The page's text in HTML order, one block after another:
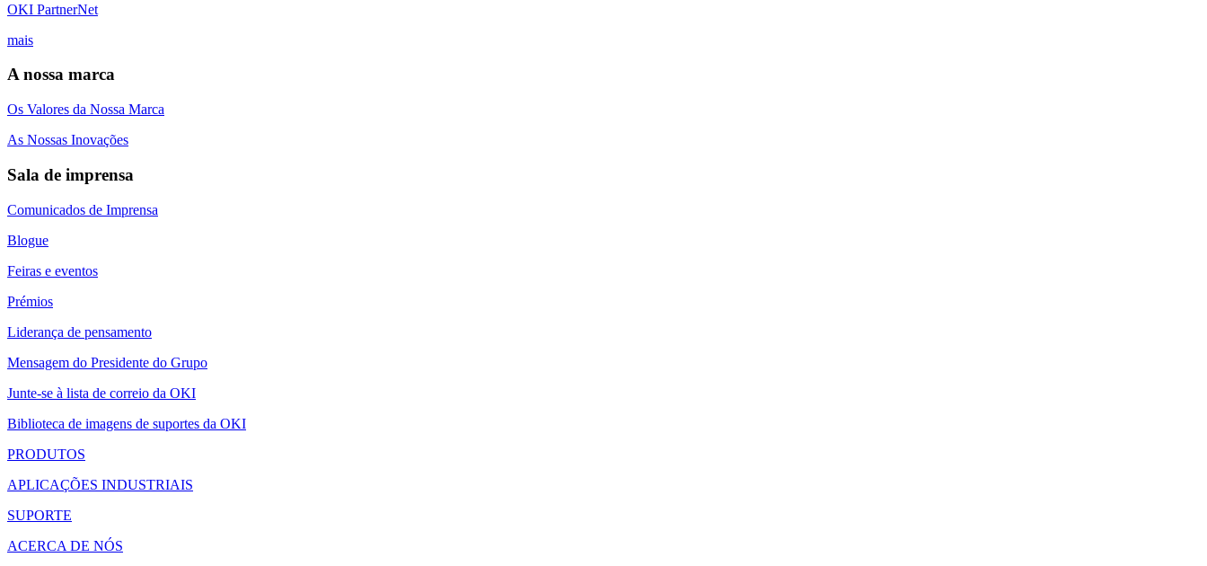
OKI PartnerNet
mais
A nossa marca
Os Valores da Nossa Marca
As Nossas Inovações
Sala de imprensa
Comunicados de Imprensa
Blogue
Feiras e eventos
Prémios
Liderança de pensamento
Mensagem do Presidente do Grupo
Junte-se à lista de correio da OKI
Biblioteca de imagens de suportes da OKI
PRODUTOS
APLICAÇÕES INDUSTRIAIS
SUPORTE
ACERCA DE NÓS